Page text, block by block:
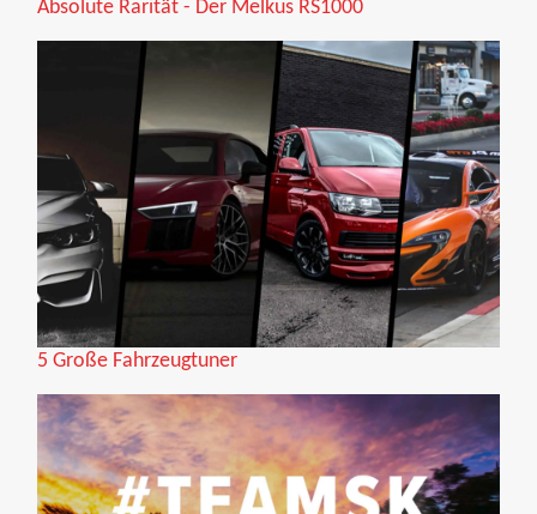
Absolute Rarität - Der Melkus RS1000
5 Große Fahrzeugtuner